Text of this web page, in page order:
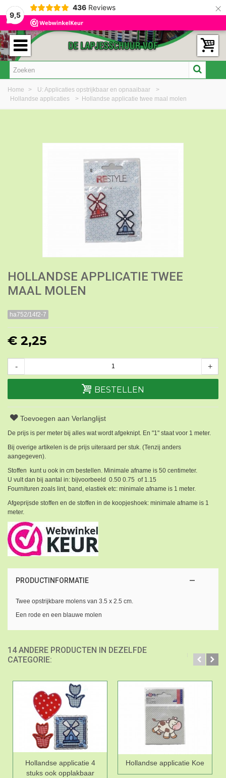
9,5
436 Reviews ×
Home > U: Applicaties opstrijkbaar en opnaaibaar
>
Hollandse applicaties
> Hollandse applicatie twee maal molen
HOLLANDSE APPLICATIE TWEE
MAAL MOLEN
ha752/14f2-7
€ 2,25
- +
BESTELLEN
Toevoegen aan Verlanglijst
De prijs is per meter bij alles wat wordt afgeknipt. En "1" staat voor 1 meter.
Bij overige artikelen is de prijs uiteraard per stuk. (Tenzij anders
aangegeven).
Stoffen kunt u ook in cm bestellen. Minimale afname is 50 centimeter.
U vult dan bij aantal in: bijvoorbeeld 0.50 0.75 of 1.15
Fournituren zoals lint, band, elastiek etc: minimale afname is 1 meter.
Afgeprijsde stoffen en de stoffen in de koopjeshoek: minimale afname is 1
meter.
PRODUCTINFORMATIE
Twee opstrijkbare molens van 3.5 x 2.5 cm.
Een rode en een blauwe molen
14 ANDERE PRODUCTEN IN DEZELFDE
CATEGORIE:
Hollandse applicatie 4
stuks ook opplakbaar
Hollandse applicatie Koe